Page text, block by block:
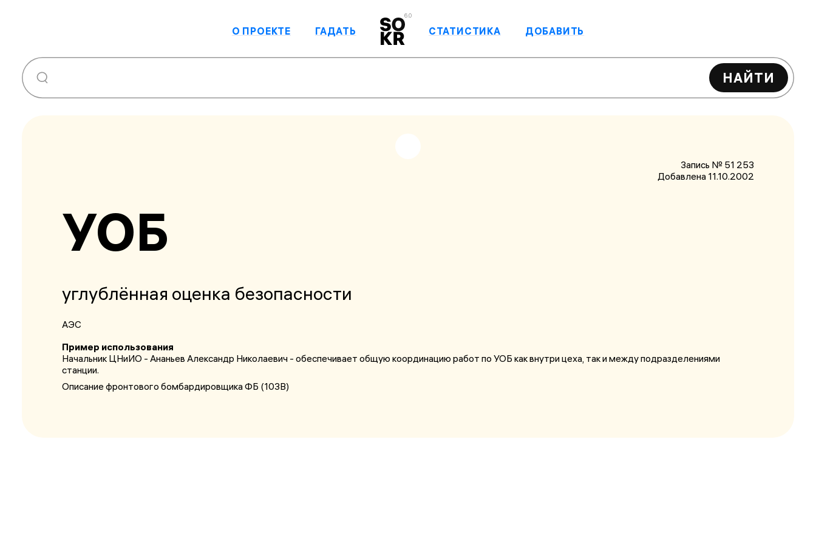
6.0
О ПРОЕКТЕ ГАДАТЬ СТАТИСТИКА ДОБАВИТЬ
НАЙТИ
Запись № 51 253
Добавлена 11.10.2002
УОБ
углублённая оценка безопасности
АЭС
Пример использования
Начальник ЦНиИО - Ананьев Александр Николаевич - обеспечивает общую координацию работ по УОБ как внутри цеха, так и между подразделениями
станции.
Описание фронтового бомбардировщика ФБ (103В)